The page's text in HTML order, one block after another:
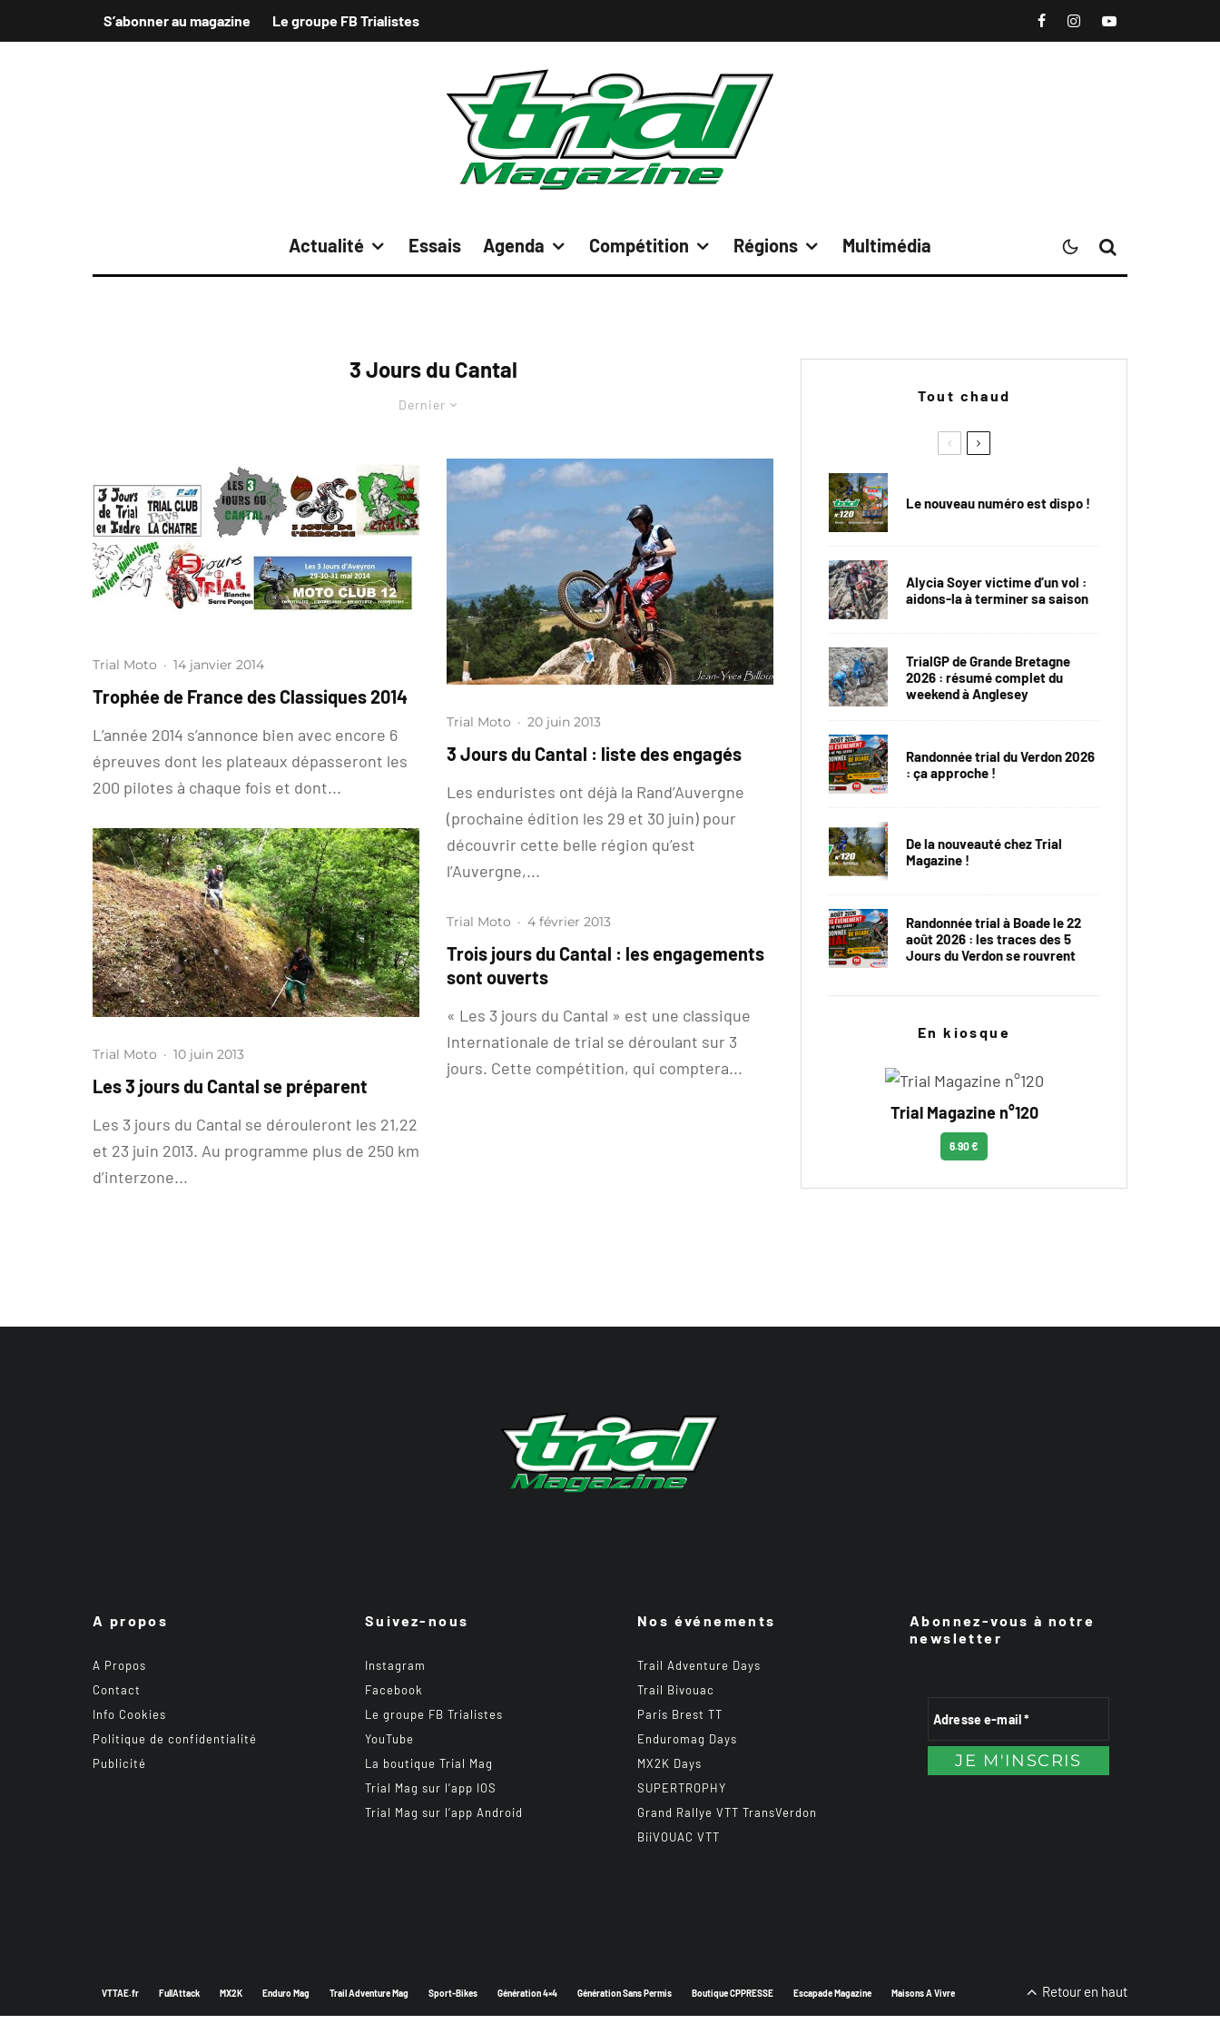
S’abonner au magazine Le groupe FB Trialistes
Actualité Essais Agenda Compétition Régions Multimédia
3 Jours du Cantal
Dernier
Trial Moto · 14 janvier 2014
Trophée de France des Classiques 2014
L’année 2014 s’annonce bien avec encore 6
épreuves dont les plateaux dépasseront les
200 pilotes à chaque fois et dont...
Trial Moto · 10 juin 2013
Les 3 jours du Cantal se préparent
Les 3 jours du Cantal se dérouleront les 21,22
et 23 juin 2013. Au programme plus de 250 km
d’interzone...
Trial Moto · 20 juin 2013
3 Jours du Cantal : liste des engagés
Les enduristes ont déjà la Rand’Auvergne
(prochaine édition les 29 et 30 juin) pour
découvrir cette belle région qu’est
l’Auvergne,...
Trial Moto · 4 février 2013
Trois jours du Cantal : les engagements
sont ouverts
« Les 3 jours du Cantal » est une classique
Internationale de trial se déroulant sur 3
jours. Cette compétition, qui comptera...
Tout chaud
Le nouveau numéro est dispo !
Alycia Soyer victime d’un vol :
aidons-la à terminer sa saison
TrialGP de Grande Bretagne
2026 : résumé complet du
weekend à Anglesey
Randonnée trial du Verdon 2026
: ça approche !
De la nouveauté chez Trial
Magazine !
Randonnée trial à Boade le 22
août 2026 : les traces des 5
Jours du Verdon se rouvrent
En kiosque
Trial Magazine n°120
6.90 €
A propos
A Propos
Contact
Info Cookies
Politique de confidentialité
Publicité
Suivez-nous
Instagram
Facebook
Le groupe FB Trialistes
YouTube
La boutique Trial Mag
Trial Mag sur l’app IOS
Trial Mag sur l’app Android
Nos événements
Trail Adventure Days
Trail Bivouac
Paris Brest TT
Enduromag Days
MX2K Days
SUPERTROPHY
Grand Rallye VTT TransVerdon
BiiVOUAC VTT
Abonnez-vous à notre
newsletter
VTTAE.fr FullAttack MX2K Enduro Mag Trail Adventure Mag Sport-Bikes Génération 4×4 Génération Sans Permis Boutique CPPRESSE Escapade Magazine Maisons A Vivre Retour en haut